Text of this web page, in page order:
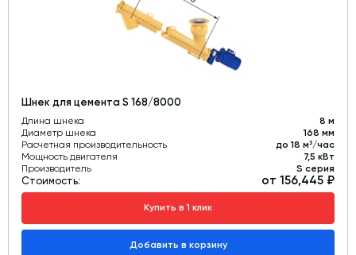
от попадания частиц перекачиваемых сред.
Шнек для цемента S 168/8000
Длина шнека
8 м
Диаметр шнека
168 мм
Расчетная производительность
до 18 м³/час
Мощность двигателя
7,5 кВт
Производитель
S серия
Стоимость: от 156,445 ₽
Купить в 1 клик
Добавить в корзину